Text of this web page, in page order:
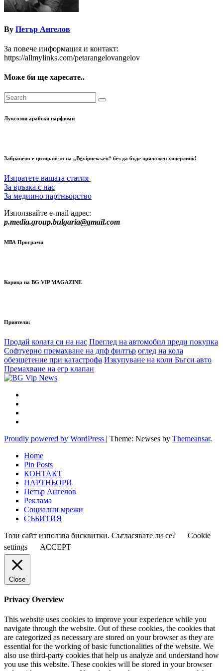
By Петър Ангелов
За повече информация и контакт:
https://allmylinks.com/petarangelovangelov
Може би ще харесате..
Луксозни арабски парфюми
Забранено е цитирането на „Bgvipnews.eu“ без да бъде приложен хиперлинк!
Изпратете вашата статия
За връзка с нас
За медиино партньорство
Използвайте e-mail адрес:
p.media.group.bulgaria@gmail.com
МВА Програми
Корица на BG VIP MAGAZINE
Приятели:
Продай колата си на нас Преглед на автомобил преди покупка
Софтуерно премахване на дпф филтър оглед на кола
обезщетение при катастрофа Изкупуване на коли Бъгси авто
Премахване на егр клапан
Proudly powered by WordPress | Theme: Newses by Themeansar.
Home
Pin Posts
КОНТАКТ
ПАРТНЬОРИ
Петър Ангелов
Реклама
Социални мрежи
СЪБИТИЯ
Този сайт използва бисквитки. Съгласявате ли се?
Cookie
settings
ACCEPT
Close
Privacy Overview
This website uses cookies to improve your experience while you
navigate through the website. Out of these cookies, the cookies that
are categorized as necessary are stored on your browser as they are
essential for the working of basic functionalities of the website. We
also use third-party cookies that help us analyze and understand how
you use this website. These cookies will be stored in your browser